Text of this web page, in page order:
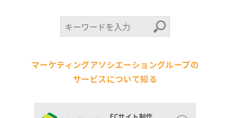
マーケティングアソシエーショングループの
サービスについて知る